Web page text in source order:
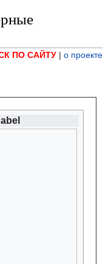
ПО САЙТУ | о проекте